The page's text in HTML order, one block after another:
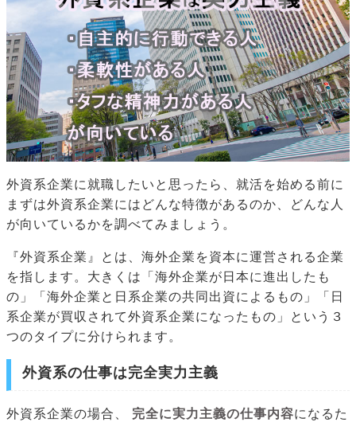
外資系企業に就職したいと思ったら、就活を始める前に
まずは外資系企業にはどんな特徴があるのか、どんな人
が向いているかを調べてみましょう。
『外資系企業』とは、海外企業を資本に運営される企業
を指します。大きくは「海外企業が日本に進出したも
の」「海外企業と日系企業の共同出資によるもの」「日
系企業が買収されて外資系企業になったもの」という３
つのタイプに分けられます。
外資系の仕事は完全実力主義
外資系企業の場合、 完全に実力主義の仕事内容になるた